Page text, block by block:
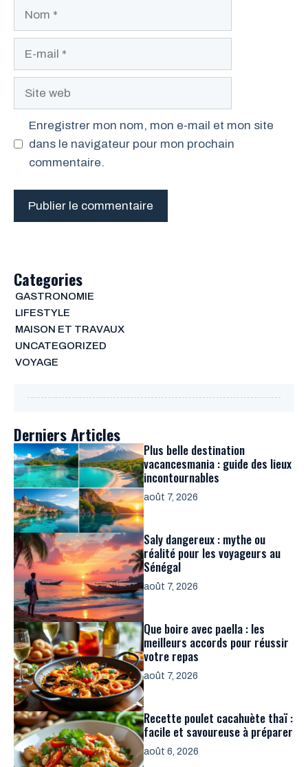
Site
Enregistrer mon nom, mon e-mail et mon site
dans le navigateur pour mon prochain
commentaire.
Categories
GASTRONOMIE
LIFESTYLE
MAISON ET TRAVAUX
UNCATEGORIZED
VOYAGE
Derniers Articles
Plus belle destination
vacancesmania : guide des lieux
incontournables
août 7, 2026
Saly dangereux : mythe ou
réalité pour les voyageurs au
Sénégal
août 7, 2026
Que boire avec paella : les
meilleurs accords pour réussir
votre repas
août 7, 2026
Recette poulet cacahuète thaï :
facile et savoureuse à préparer
août 6, 2026